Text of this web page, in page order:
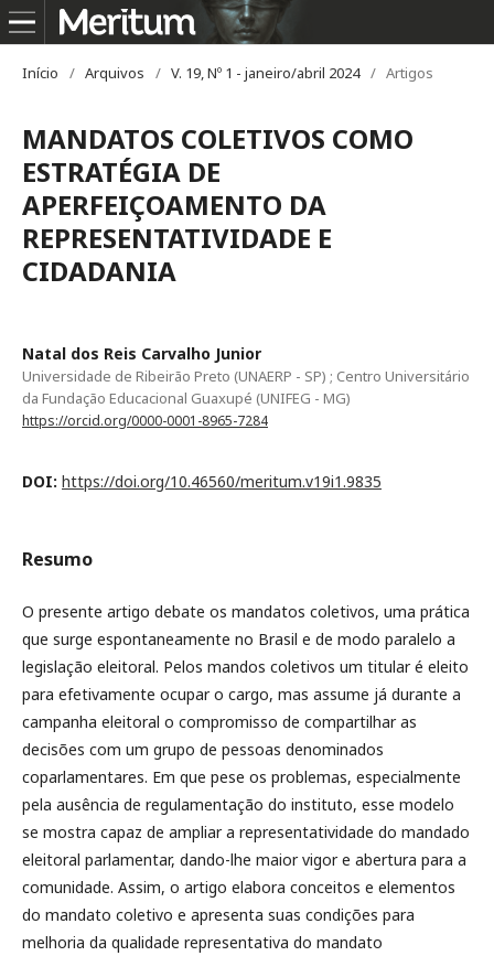
Início / Arquivos / V. 19, Nº 1 - janeiro/abril 2024 / Artigos
MANDATOS COLETIVOS COMO
ESTRATÉGIA DE
APERFEIÇOAMENTO DA
REPRESENTATIVIDADE E
CIDADANIA
Natal dos Reis Carvalho Junior
Universidade de Ribeirão Preto (UNAERP - SP) ; Centro Universitário
da Fundação Educacional Guaxupé (UNIFEG - MG)
https://orcid.org/0000-0001-8965-7284
DOI: https://doi.org/10.46560/meritum.v19i1.9835
Resumo
O presente artigo debate os mandatos coletivos, uma prática
que surge espontaneamente no Brasil e de modo paralelo a
legislação eleitoral. Pelos mandos coletivos um titular é eleito
para efetivamente ocupar o cargo, mas assume já durante a
campanha eleitoral o compromisso de compartilhar as
decisões com um grupo de pessoas denominados
coparlamentares. Em que pese os problemas, especialmente
pela ausência de regulamentação do instituto, esse modelo
se mostra capaz de ampliar a representatividade do mandado
eleitoral parlamentar, dando-lhe maior vigor e abertura para a
comunidade. Assim, o artigo elabora conceitos e elementos
do mandato coletivo e apresenta suas condições para
melhoria da qualidade representativa do mandato